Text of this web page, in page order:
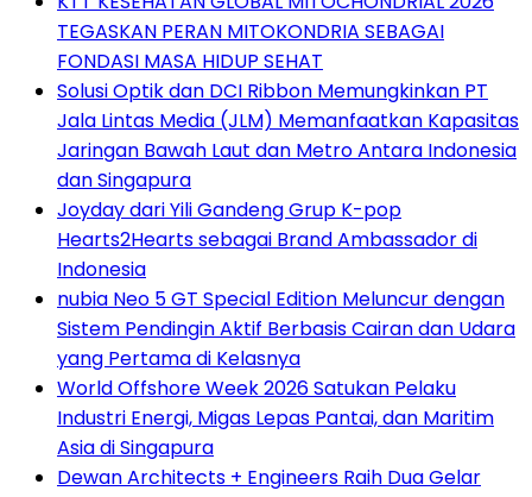
TEGASKAN PERAN MITOKONDRIA SEBAGAI
FONDASI MASA HIDUP SEHAT
Solusi Optik dan DCI Ribbon Memungkinkan PT
Jala Lintas Media (JLM) Memanfaatkan Kapasitas
Jaringan Bawah Laut dan Metro Antara Indonesia
dan Singapura
Joyday dari Yili Gandeng Grup K-pop
Hearts2Hearts sebagai Brand Ambassador di
Indonesia
nubia Neo 5 GT Special Edition Meluncur dengan
Sistem Pendingin Aktif Berbasis Cairan dan Udara
yang Pertama di Kelasnya
World Offshore Week 2026 Satukan Pelaku
Industri Energi, Migas Lepas Pantai, dan Maritim
Asia di Singapura
Dewan Architects + Engineers Raih Dua Gelar